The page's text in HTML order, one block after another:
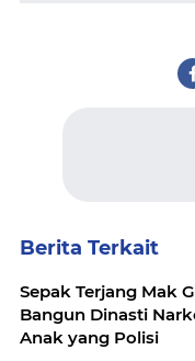
Berita Terkait
Sepak Terjang Mak
Bangun Dinasti
Anak yang Polisi